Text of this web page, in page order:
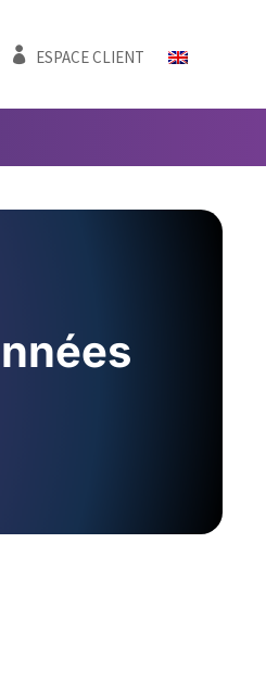
 ESPACE CLIENT